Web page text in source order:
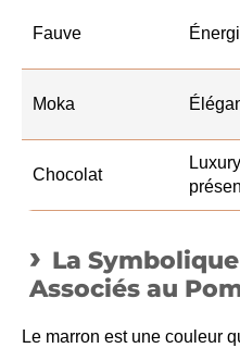
Fauve
Moka
Chocolat
La
Associés au
Le marron est une couleur